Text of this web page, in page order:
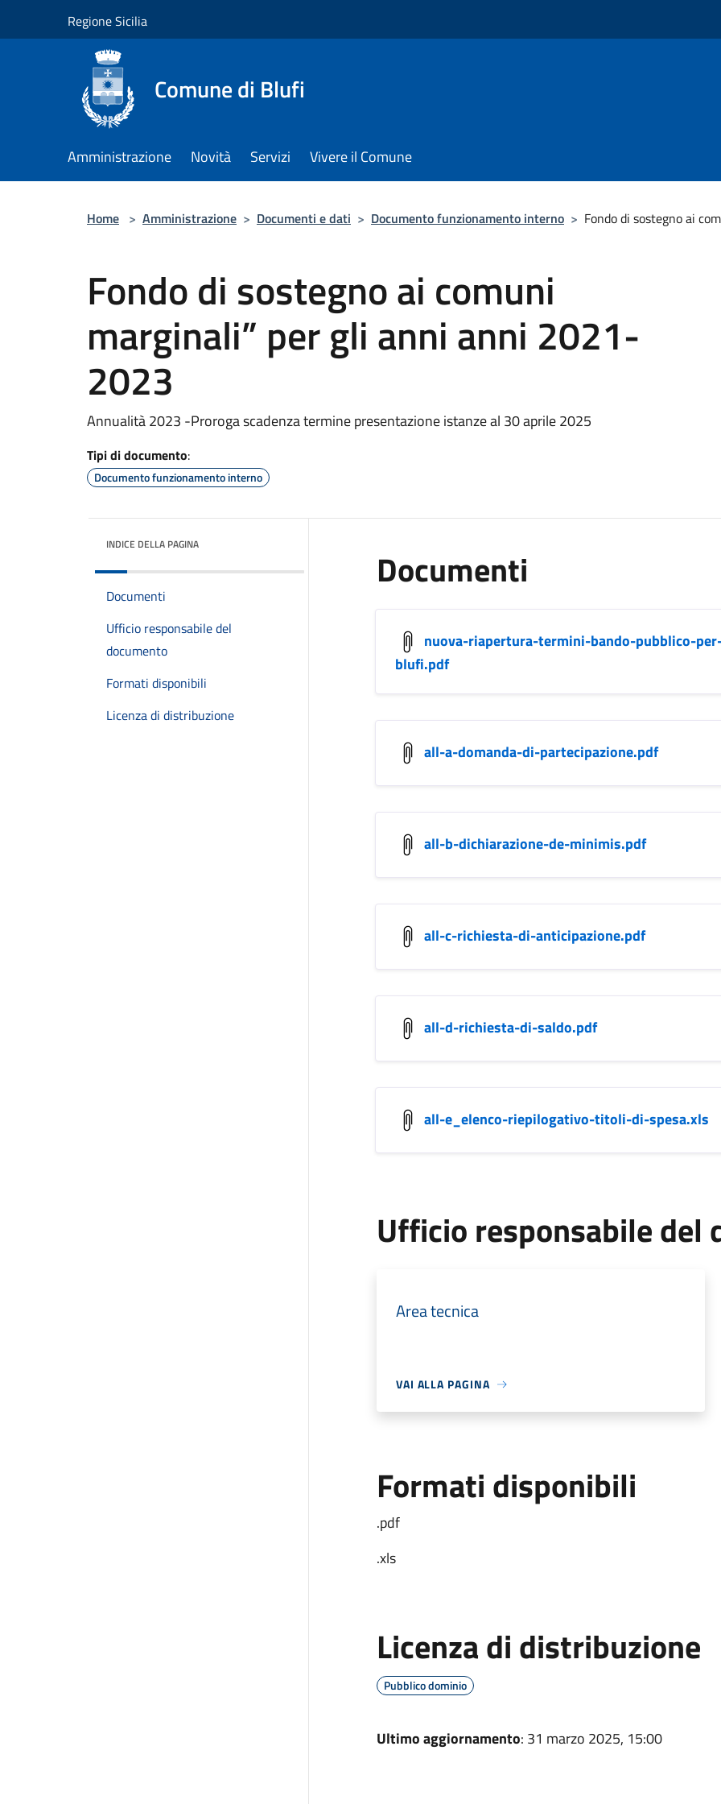
Regione Sicilia
Comune di Blufi
Amministrazione Novità Servizi Vivere il Comune
Home > Amministrazione > Documenti e dati > Documento funzionamento interno > Fondo di sostegno ai
Fondo di sostegno ai comuni
marginali” per gli anni anni 2021-
2023
Annualità 2023 -Proroga scadenza termine presentazione istanze al 30 aprile 2025
Tipi di documento:
Documento funzionamento interno
INDICE DELLA PAGINA
Documenti
Ufficio responsabile del
documento
Formati disponibili
Licenza di distribuzione
Documenti
nuova-riapertura-termini-bando-pubblico-
blufi.pdf
all-a-domanda-di-partecipazione.pdf
all-b-dichiarazione-de-minimis.pdf
all-c-richiesta-di-anticipazione.pdf
all-d-richiesta-di-saldo.pdf
all-e_elenco-riepilogativo-titoli-di-spesa.xls
Ufficio responsabile del
Area tecnica
VAI ALLA PAGINA
Formati disponibili
.pdf
.xls
Licenza di distribuzione
Pubblico dominio
Ultimo aggiornamento: 31 marzo 2025, 15:00